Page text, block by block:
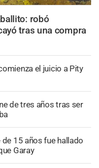
robó
tras una compra
el juicio a Pity
de tres años tras ser
15 años fue hallado
Garay